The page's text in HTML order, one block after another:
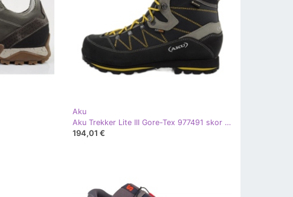
Aku
Aku Trekker Lite III Gore-Tex 977491 skor grå
194,01 €